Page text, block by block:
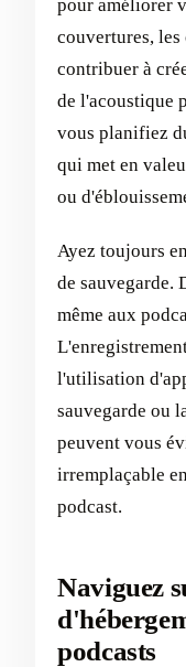
pour améliorer
couvertures,
contribuer à
de l'acoustique
vous planifiez
qui met en
ou
Ayez toujours
de sauvegarde.
même aux
l'utilisation
sauvegarde ou
peuvent vous
irremplaçable
podcast.
Naviguez
podcasts